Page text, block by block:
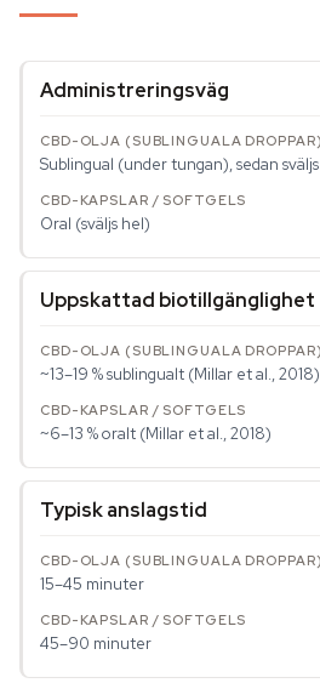
Administreringsväg
Sublingual (under tungan), sedan sväljs
Oral (sväljs hel)
Uppskattad biotillgänglighet
~13–19 % sublingualt (Millar et al., 2018)
~6–13 % oralt (Millar et al., 2018)
Typisk anslagstid
15–45 minuter
45–90 minuter